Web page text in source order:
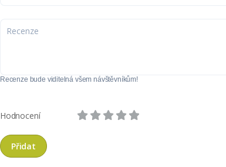
Recenze bude viditelná všem návštěvníkům!
Hodnocení